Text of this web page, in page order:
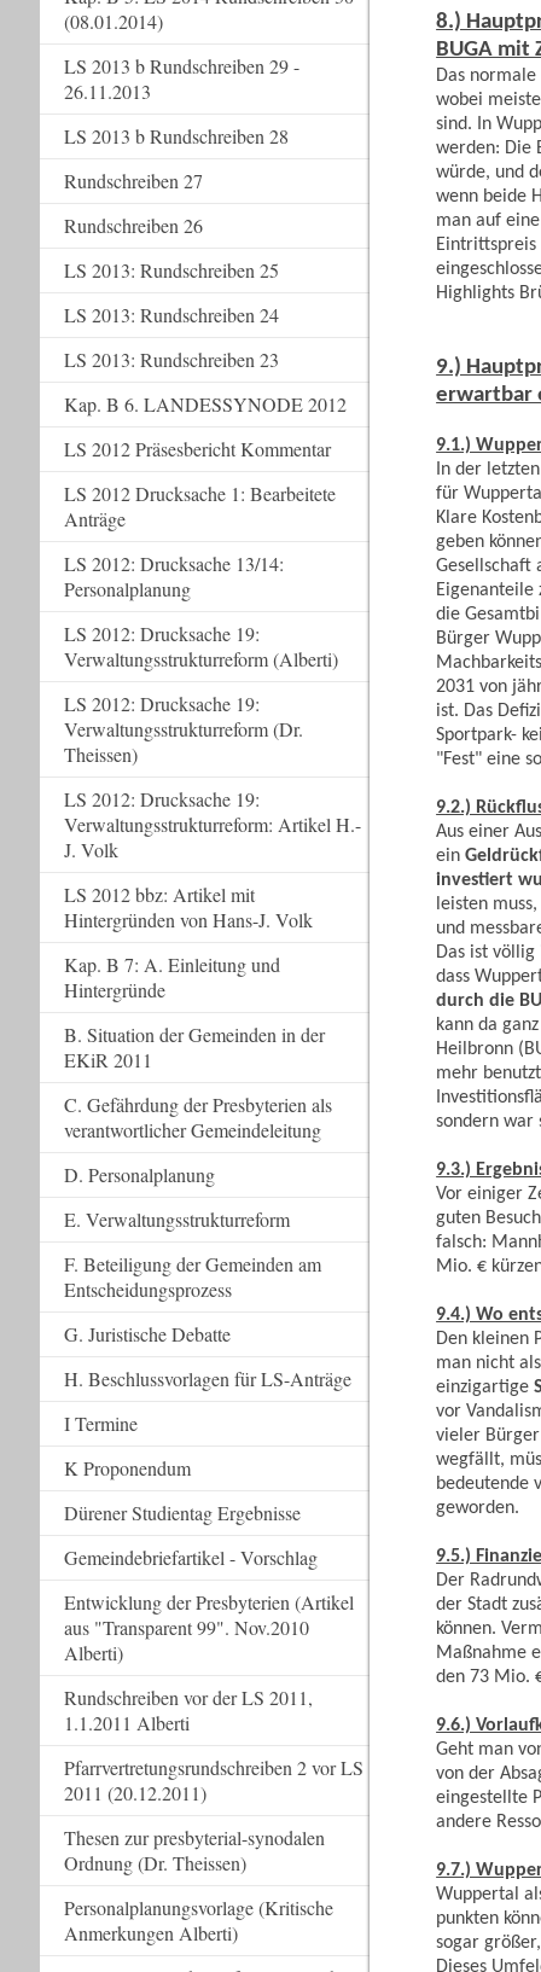
8.)
BUGA mit
Das
wobei
sind. In
werden: Die
würde, und
wenn beide
man auf
Eintrittspreis
Highlights
9.)
erwartbar
9.1.)
In der
für
Klare
geben
Gesellschaft
die
Bürger
2031 von
ist. Das
Sportpark-
"Fest" eine
9.2.)
Aus einer
ein
investiert
leisten
und
Das ist
dass
durch die
kann da
Heilbronn
mehr
sondern war
9.3.)
Vor einiger
guten
falsch:
Mio. €
9.4.) Wo
Den kleinen
man nicht
einzigartige
vor
vieler Bürger
wegfällt,
bedeutende
geworden.
9.5.)
Der
der Stadt
können.
Maßnahme
den 73 Mio.
9.6.)
Geht man
von der
eingestellte
andere
9.7.)
Wuppertal
punkten
sogar
Dieses
(08.01.2014)
LS 2013 b Rundschreiben 29 -
26.11.2013
LS 2013 b Rundschreiben 28
Rundschreiben 27
Rundschreiben 26
LS 2013: Rundschreiben 25
LS 2013: Rundschreiben 24
LS 2013: Rundschreiben 23
Kap. B 6. LANDESSYNODE 2012
LS 2012 Präsesbericht Kommentar
LS 2012 Drucksache 1: Bearbeitete
Anträge
LS 2012: Drucksache 13/14:
Personalplanung
LS 2012: Drucksache 19:
Verwaltungsstrukturreform (Alberti)
LS 2012: Drucksache 19:
Verwaltungsstrukturreform (Dr.
Theissen)
LS 2012: Drucksache 19:
Verwaltungsstrukturreform: Artikel H.-
J. Volk
LS 2012 bbz: Artikel mit
Hintergründen von Hans-J. Volk
Kap. B 7: A. Einleitung und
Hintergründe
B. Situation der Gemeinden in der
EKiR 2011
C. Gefährdung der Presbyterien als
verantwortlicher Gemeindeleitung
D. Personalplanung
E. Verwaltungsstrukturreform
F. Beteiligung der Gemeinden am
Entscheidungsprozess
G. Juristische Debatte
H. Beschlussvorlagen für LS-Anträge
I Termine
K Proponendum
Dürener Studientag Ergebnisse
Gemeindebriefartikel - Vorschlag
Entwicklung der Presbyterien (Artikel
aus "Transparent 99". Nov.2010
Alberti)
Rundschreiben vor der LS 2011,
1.1.2011 Alberti
Pfarrvertretungsrundschreiben 2 vor LS
2011 (20.12.2011)
Thesen zur presbyterial-synodalen
Ordnung (Dr. Theissen)
Personalplanungsvorlage (Kritische
Anmerkungen Alberti)